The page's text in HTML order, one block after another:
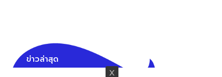
ข่าวล่าสุด